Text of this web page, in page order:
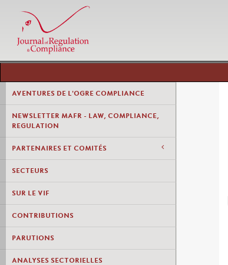
AVENTURES DE L'OGRE COMPLIANCE
NEWSLETTER MAFR - LAW, COMPLIANCE,
REGULATION
PARTENAIRES ET COMITÉS
SECTEURS
SUR LE VIF
CONTRIBUTIONS
PARUTIONS
ANALYSES SECTORIELLES